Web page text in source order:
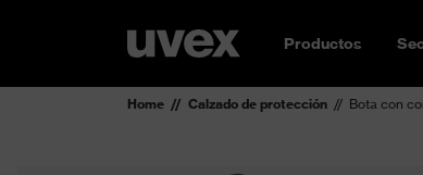
Productos
Home Calzado de protección Bota con